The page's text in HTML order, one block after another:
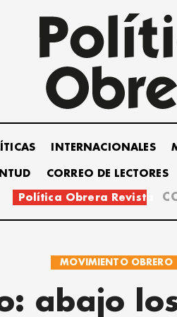
INTERNACIONALES
CORREO DE LECTORES
Política Obrera Revista
MOVIMIENTO OBRERO
abajo